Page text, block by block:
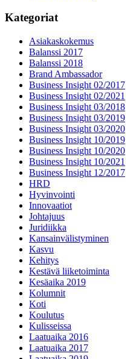
Kategoriat
Asiakaskokemus
Balanssi 2017
Balanssi 2018
Brand Ambassador
Business Insight 02/2017
Business Insight 02/2021
Business Insight 03/2018
Business Insight 03/2019
Business Insight 03/2020
Business Insight 10/2019
Business Insight 10/2020
Business Insight 10/2021
Business Insight 12/2017
HRD
Hyvinvointi
Innovaatiot
Johtajuus
Juridiikka
Kansainvälistyminen
Kasvu
Kehitys
Kestävä liiketoiminta
Kesäaika 2019
Kolumnit
Koti
Koulutus
Kulisseissa
Laatuaika 2016
Laatuaika 2017